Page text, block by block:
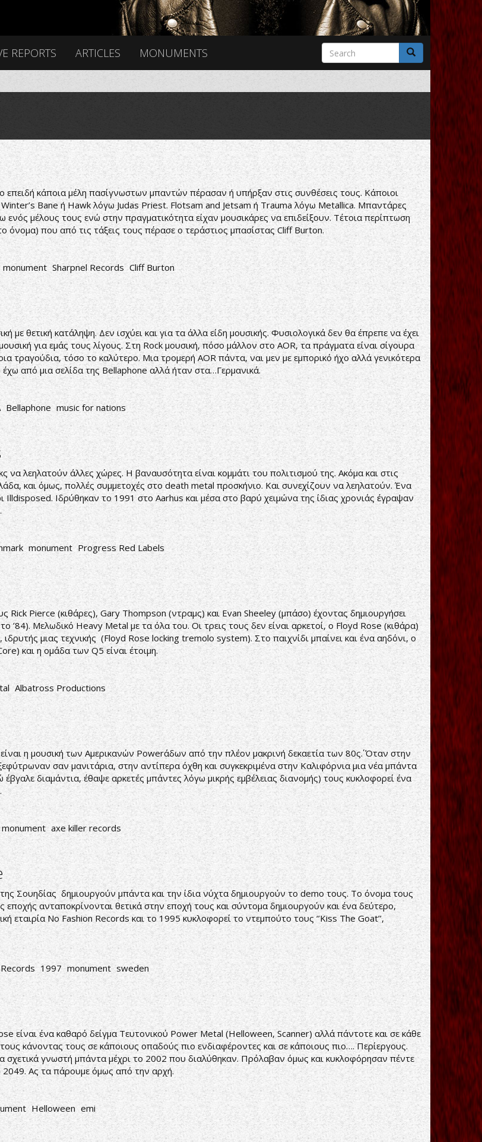
REPORTS ARTICLES MONUMENTS
Search
form
Search
κάποια μέλη πασίγνωστων μπαντών πέρασαν ή υπήρξαν στις συνθέσεις τους. Κάποιοι
Bane ή Hawk λόγω Judas Priest. Flotsam and Jetsam ή Trauma λόγω Metallica. Μπαντάρες
ενός μέλους τους ενώ στην πραγματικότητα είχαν μουσικάρες να επιδείξουν. Τέτοια περίπτωση
όνομα) που από τις τάξεις τους πέρασε ο τεράστιος μπασίστας Cliff Burton.
monument Sharpnel Records Cliff Burton
με θετική κατάληψη. Δεν ισχύει και για τα άλλα είδη μουσικής. Φυσιολογικά δεν θα έπρεπε να έχει
για εμάς τους λίγους. Στη Rock μουσική, πόσο μάλλον στο AOR, τα πράγματα είναι σίγουρα
τραγούδια, τόσο το καλύτερο. Μια τρομερή AOR πάντα, ναι μεν με εμπορικό ήχο αλλά γενικότερα
από μια σελίδα της Bellaphone αλλά ήταν στα…Γερμανικά.
Bellaphone music for nations
να λεηλατούν άλλες χώρες. Η βαναυσότητα είναι κομμάτι του πολιτισμού της. Ακόμα και στις
και όμως, πολλές συμμετοχές στο death metal προσκήνιο. Και συνεχίζουν να λεηλατούν. Ένα
Ιδρύθηκαν το 1991 στο Aarhus και μέσα στο βαρύ χειμώνα της ίδιας χρονιάς έγραψαν
monument Progress Red Labels
Pierce (κιθάρες), Gary Thompson (ντραμς) και Evan Sheeley (μπάσο) έχοντας δημιουργήσει
’84). Μελωδικό Heavy Metal με τα όλα του. Οι τρεις τους δεν είναι αρκετοί, ο Floyd Rose (κιθάρα)
μιας τεχνικής (Floyd Rose locking tremolo system). Στο παιχνίδι μπαίνει και ένα αηδόνι, ο
και η ομάδα των Q5 είναι έτοιμη.
Albatross Productions
η μουσική των Αμερικανών Powerάδων από την πλέον μακρινή δεκαετία των 80ς΄. Όταν στην
σαν μανιτάρια, στην αντίπερα όχθη και συγκεκριμένα στην Καλιφόρνια μια νέα μπάντα
διαμάντια, έθαψε αρκετές μπάντες λόγω μικρής εμβέλειας διανομής) τους κυκλοφορεί ένα
monument axe killer records
Σουηδίας δημιουργούν μπάντα και την ίδια νύχτα δημιουργούν το demo τους. Το όνομα τους
ανταποκρίνονται θετικά στην εποχή τους και σύντομα δημιουργούν και ένα δεύτερο,
εταιρία No Fashion Records και το 1995 κυκλοφορεί το ντεμπούτο τους ‘’Kiss The Goat’’,
1997 monument sweden
είναι ένα καθαρό δείγμα Τευτονικού Power Metal (Helloween, Scanner) αλλά πάντοτε και σε κάθε
κάνοντας τους σε κάποιους οπαδούς πιο ενδιαφέροντες και σε κάποιους πιο…. Περίεργους.
σχετικά γνωστή μπάντα μέχρι το 2002 που διαλύθηκαν. Πρόλαβαν όμως και κυκλοφόρησαν πέντε
2049. Ας τα πάρουμε όμως από την αρχή.
Helloween emi